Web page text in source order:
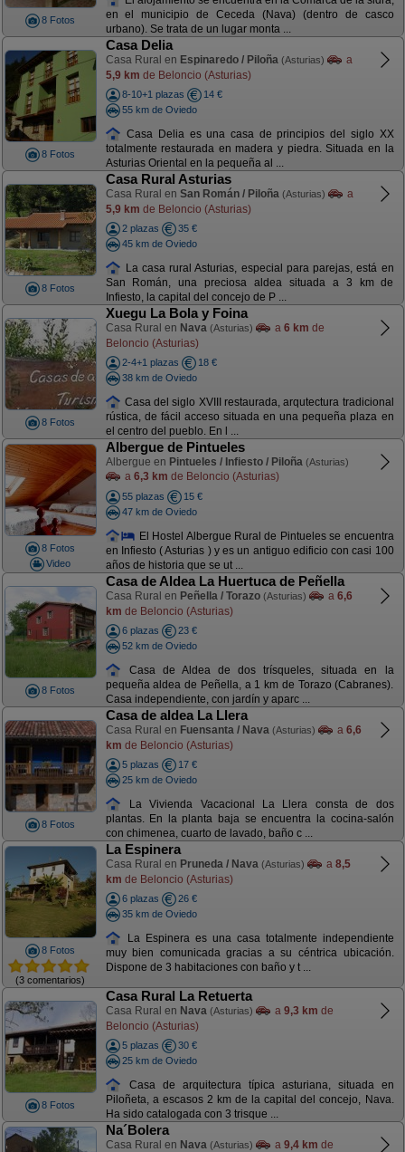
8 Fotos
en el municipio de Ceceda (Nava) (dentro de casco
urbano). Se trata de un lugar monta ...
8 Fotos
Casa Delia
Casa Rural en Espinaredo / Piloña (Asturias)
a
5,9 km de Beloncio (Asturias)
8-10+1 plazas
14 €
55 km de Oviedo
Casa Delia es una casa de principios del siglo XX
totalmente restaurada en madera y piedra. Situada en la
Asturias Oriental en la pequeña al ...
8 Fotos
Casa Rural Asturias
Casa Rural en San Román / Piloña (Asturias)
a
5,9 km de Beloncio (Asturias)
2 plazas
35 €
45 km de Oviedo
La casa rural Asturias, especial para parejas, está en
San Román, una preciosa aldea situada a 3 km de
Infiesto, la capital del concejo de P ...
8 Fotos
Xuegu La Bola y Foina
Casa Rural en Nava (Asturias) a 6 km de
Beloncio (Asturias)
2-4+1 plazas
18 €
38 km de Oviedo
Casa del siglo XVIII restaurada, arqutectura tradicional
rústica, de fácil acceso situada en una pequeña plaza en
el centro del pueblo. En l ...
8 Fotos
Video
Albergue de Pintueles
Albergue en Pintueles / Infiesto / Piloña (Asturias)
a 6,3 km de Beloncio (Asturias)
55 plazas
15 €
47 km de Oviedo
El Hostel Albergue Rural de Pintueles se encuentra
en Infiesto ( Asturias ) y es un antiguo edificio con casi 100
años de historia que se ut ...
8 Fotos
Casa de Aldea La Huertuca de Peñella
Casa Rural en Peñella / Torazo (Asturias) a 6,6
km de Beloncio (Asturias)
6 plazas
23 €
52 km de Oviedo
Casa de Aldea de dos trísqueles, situada en la
pequeña aldea de Peñella, a 1 km de Torazo (Cabranes).
Casa independiente, con jardín y aparc ...
8 Fotos
Casa de aldea La Llera
Casa Rural en Fuensanta / Nava (Asturias) a 6,6
km de Beloncio (Asturias)
5 plazas
17 €
25 km de Oviedo
La Vivienda Vacacional La Llera consta de dos
plantas. En la planta baja se encuentra la cocina-salón
con chimenea, cuarto de lavado, baño c ...
8 Fotos
(3 comentarios)
La Espinera
Casa Rural en Pruneda / Nava (Asturias) a 8,5
km de Beloncio (Asturias)
6 plazas
26 €
35 km de Oviedo
La Espinera es una casa totalmente independiente
muy bien comunicada gracias a su céntrica ubicación.
Dispone de 3 habitaciones con baño y t ...
8 Fotos
Casa Rural La Retuerta
Casa Rural en Nava (Asturias) a 9,3 km de
Beloncio (Asturias)
5 plazas
30 €
25 km de Oviedo
Casa de arquitectura típica asturiana, situada en
Piloñeta, a escasos 2 km de la capital del concejo, Nava.
Ha sido catalogada con 3 trisque ...
Na´Bolera
Casa Rural en Nava (Asturias) a 9,4 km de